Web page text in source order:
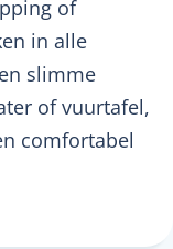
of
in alle
slimme
of vuurtafel,
comfortabel